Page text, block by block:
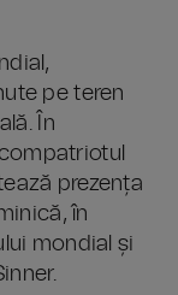
pe teren
În
prezența
în
mondial și